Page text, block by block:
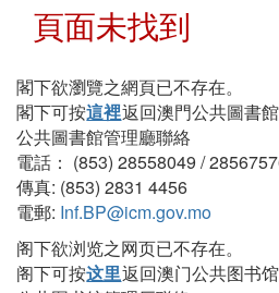
頁面未找到
閣下欲瀏覽之網頁已不存在。
閣下可按這裡返回澳門公共圖書
公共圖書館管理廳聯絡
電話： (853) 28558049 /
傳真: (853) 2831 4456
電郵: Inf.BP@icm.gov.mo
阁下欲浏览之网页已不存在。
阁下可按这里返回澳门公共图书